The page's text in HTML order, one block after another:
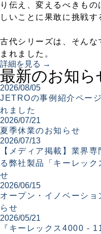
り伝え、変えるべきも
しいことに果敢に挑戦す
古代シリーズは、そん
まれました。
詳細を見る →
最新のお知ら
2026/08/05
JETROの事例紹介ペー
れました
2026/07/21
夏季休業のお知らせ
2026/07/13
【メディア掲載】業界
る弊社製品「キーレッ
せ
2026/06/15
オープン・イノベーシ
らせ
2026/05/21
『キーレックス4000 -